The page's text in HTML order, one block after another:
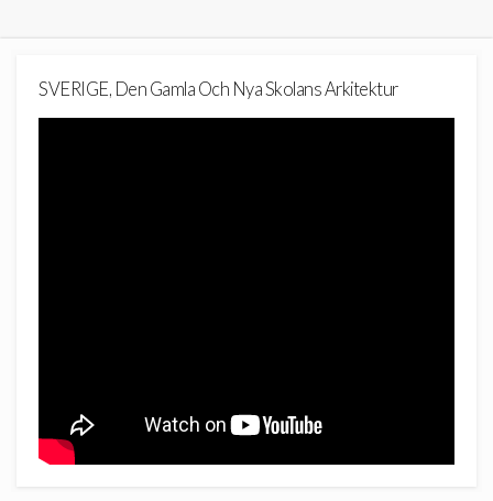
SVERIGE, Den Gamla Och Nya Skolans Arkitektur